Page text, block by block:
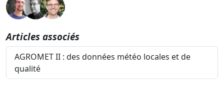
Articles associés
AGROMET II : des données météo locales et de
qualité